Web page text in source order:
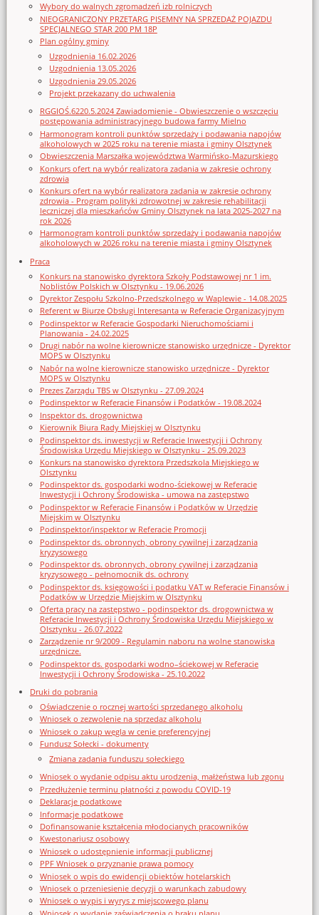
Wybory do walnych zgromadzeń izb rolniczych
NIEOGRANICZONY PRZETARG PISEMNY NA SPRZEDAŻ POJAZDU
SPECJALNEGO STAR 200 PM 18P
Plan ogólny gminy
Uzgodnienia 16.02.2026
Uzgodnienia 13.05.2026
Uzgodnienia 29.05.2026
Projekt przekazany do uchwalenia
RGGIOŚ.6220.5.2024 Zawiadomienie - Obwieszczenie o wszczęciu
postępowania administracyjnego budowa farmy Mielno
Harmonogram kontroli punktów sprzedaży i podawania napojów
alkoholowych w 2025 roku na terenie miasta i gminy Olsztynek
Obwieszczenia Marszałka województwa Warmińsko-Mazurskiego
Konkurs ofert na wybór realizatora zadania w zakresie ochrony
zdrowia
Konkurs ofert na wybór realizatora zadania w zakresie ochrony
zdrowia - Program polityki zdrowotnej w zakresie rehabilitacji
leczniczej dla mieszkańców Gminy Olsztynek na lata 2025-2027 na
rok 2026
Harmonogram kontroli punktów sprzedaży i podawania napojów
alkoholowych w 2026 roku na terenie miasta i gminy Olsztynek
Praca
Konkurs na stanowisko dyrektora Szkoły Podstawowej nr 1 im.
Noblistów Polskich w Olsztynku - 19.06.2026
Dyrektor Zespołu Szkolno-Przedszkolnego w Waplewie - 14.08.2025
Referent w Biurze Obsługi Interesanta w Referacie Organizacyjnym
Podinspektor w Referacie Gospodarki Nieruchomościami i
Planowania - 24.02.2025
Drugi nabór na wolne kierownicze stanowisko urzędnicze - Dyrektor
MOPS w Olsztynku
Nabór na wolne kierownicze stanowisko urzędnicze - Dyrektor
MOPS w Olsztynku
Prezes Zarządu TBS w Olsztynku - 27.09.2024
Podinspektor w Referacie Finansów i Podatków - 19.08.2024
Inspektor ds. drogownictwa
Kierownik Biura Rady Miejskiej w Olsztynku
Podinspektor ds. inwestycji w Referacie Inwestycji i Ochrony
Środowiska Urzędu Miejskiego w Olsztynku - 25.09.2023
Konkurs na stanowisko dyrektora Przedszkola Miejskiego w
Olsztynku
Podinspektor ds. gospodarki wodno-ściekowej w Referacie
Inwestycji i Ochrony Środowiska - umowa na zastępstwo
Podinspektor w Referacie Finansów i Podatków w Urzędzie
Miejskim w Olsztynku
Podinspektor/inspektor w Referacie Promocji
Podinspektor ds. obronnych, obrony cywilnej i zarządzania
kryzysowego
Podinspektor ds. obronnych, obrony cywilnej i zarządzania
kryzysowego - pełnomocnik ds. ochrony
Podinspektor ds. księgowości i podatku VAT w Referacie Finansów i
Podatków w Urzędzie Miejskim w Olsztynku
Oferta pracy na zastępstwo - podinspektor ds. drogownictwa w
Referacie Inwestycji i Ochrony Środowiska Urzędu Miejskiego w
Olsztynku - 26.07.2022
Zarządzenie nr 9/2009 - Regulamin naboru na wolne stanowiska
urzędnicze.
Podinspektor ds. gospodarki wodno–ściekowej w Referacie
Inwestycji i Ochrony Środowiska - 25.10.2022
Druki do pobrania
Oświadczenie o rocznej wartości sprzedanego alkoholu
Wniosek o zezwolenie na sprzedaz alkoholu
Wniosek o zakup węgla w cenie preferencyjnej
Fundusz Sołecki - dokumenty
Zmiana zadania funduszu sołeckiego
Wniosek o wydanie odpisu aktu urodzenia, małżeństwa lub zgonu
Przedłużenie terminu płatności z powodu COVID-19
Deklaracje podatkowe
Informacje podatkowe
Dofinansowanie kształcenia młodocianych pracowników
Kwestonariusz osobowy
Wniosek o udostępnienie informacji publicznej
PPF Wniosek o przyznanie prawa pomocy
Wniosek o wpis do ewidencji obiektów hotelarskich
Wniosek o przeniesienie decyzji o warunkach zabudowy
Wniosek o wypis i wyrys z miejscowego planu